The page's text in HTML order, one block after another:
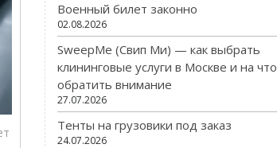
Военный билет законно
02.08.2026
SweepMe (Свип Ми) — как выбрать
клининговые услуги в Москве и на что
обратить внимание
27.07.2026
Тенты на грузовики под заказ
24.07.2026